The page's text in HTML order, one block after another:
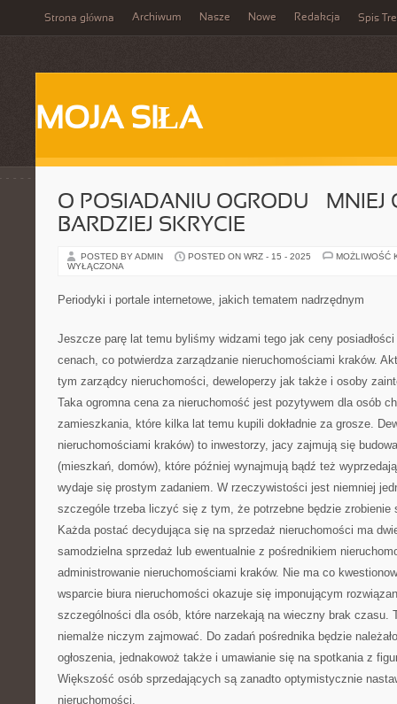
Strona główna Archiwum Nasze Nowe Redakcja Spis
MOJA SIŁA
O POSIADANIU OGRODU – MNIEJ
BARDZIEJ SKRYCIE
POSTED BY ADMIN POSTED ON WRZ - 15 - 2025
MOŻLIWOŚĆ
WYŁĄCZONA
Periodyki i portale internetowe, jakich tematem nadrzędnym
Jeszcze parę lat temu byliśmy widzami tego jak ceny
cenach, co potwierdza zarządzanie nieruchomościami kraków.
tym zarządcy nieruchomości, deweloperzy jak także i osoby
Taka ogromna cena za nieruchomość jest pozytywem dla osób
zamieszkania, które kilka lat temu kupili dokładnie za grosze.
nieruchomościami kraków) to inwestorzy, jacy zajmują się
(mieszkań, domów), które później wynajmują bądź też
wydaje się prostym zadaniem. W rzeczywistości jest niemniej
szczególe trzeba liczyć się z tym, że potrzebne będzie zrobienie
Każda postać decydująca się na sprzedaż nieruchomości ma
samodzielna sprzedaż lub ewentualnie z pośrednikiem
administrowanie nieruchomościami kraków. Nie ma co
wsparcie biura nieruchomości okazuje się imponującym
szczególności dla osób, które narzekają na wieczny brak czasu.
niemalże niczym zajmować. Do zadań pośrednika będzie
ogłoszenia, jednakowoż także i umawianie się na spotkania z
Większość osób sprzedających są zanadto optymistycznie
nieruchomości.